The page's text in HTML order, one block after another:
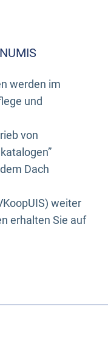
werden im
und
von
Dach
weiter
erhalten Sie auf